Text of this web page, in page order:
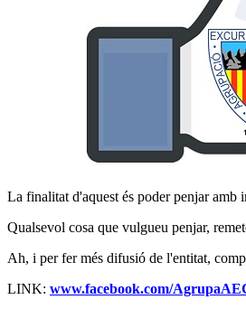
La finalitat d'aquest és poder penjar amb
Qualsevol cosa que vulgueu penjar,
Ah, i per fer més difusió de l'entitat,
LINK: www.facebook.com/